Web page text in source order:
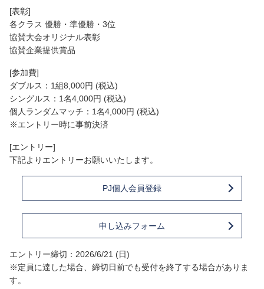
[表彰]
各クラス 優勝・準優勝・3位
協賛大会オリジナル表彰
協賛企業提供賞品
[参加費]
ダブルス：1組8,000円 (税込)
シングルス：1名4,000円 (税込)
個人ランダムマッチ：1名4,000円 (税込)
※エントリー時に事前決済
[エントリー]
下記よりエントリーお願いいたします。
PJ個人会員登録
申し込みフォーム
エントリー締切：2026/6/21 (日)
※定員に達した場合、締切日前でも受付を終了する場合がありま
す。